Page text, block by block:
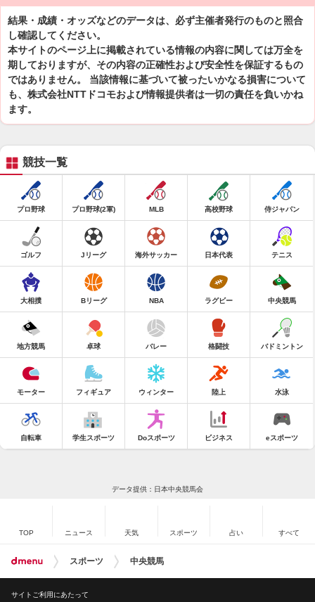
結果・成績・オッズなどのデータは、必ず主催者発行のものと照合
し確認してください。
本サイトのページ上に掲載されている情報の内容に関しては万全を
期しておりますが、その内容の正確性および安全性を保証するもの
ではありません。 当該情報に基づいて被ったいかなる損害について
も、株式会社NTTドコモおよび情報提供者は一切の責任を負いかね
ます。
競技一覧
プロ野球 プロ野球(2軍) MLB 高校野球 侍ジャパン
ゴルフ Jリーグ 海外サッカー 日本代表 テニス
大相撲 Bリーグ NBA ラグビー 中央競馬
地方競馬 卓球 バレー 格闘技 バドミントン
モーター フィギュア ウィンター 陸上 水泳
自転車 学生スポーツ Doスポーツ ビジネス eスポーツ
データ提供：日本中央競馬会
TOP ニュース 天気 スポーツ 占い すべて
スポーツ 中央競馬
サイトご利用にあたって